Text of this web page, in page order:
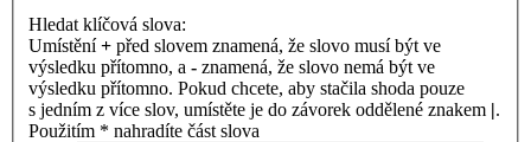
Hledat klíčová slova:
Umístění+ před slovem znamená, že slovo musí být ve
výsledku přítomno, a - znamená, že slovo nemá být ve
výsledku přítomno. Pokud chcete, aby stačila shoda pouze
s jedním z více slov, umístěte je do závorek oddělené znakem |.
Použitím * nahradíte část slova